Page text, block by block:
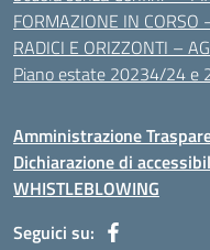
FORMAZIONE IN
RADICI E ORIZZONTI –
Piano estate 20234/24 e
Amministrazione
Dichiarazione di
WHISTLEBLOWING
Seguici su: